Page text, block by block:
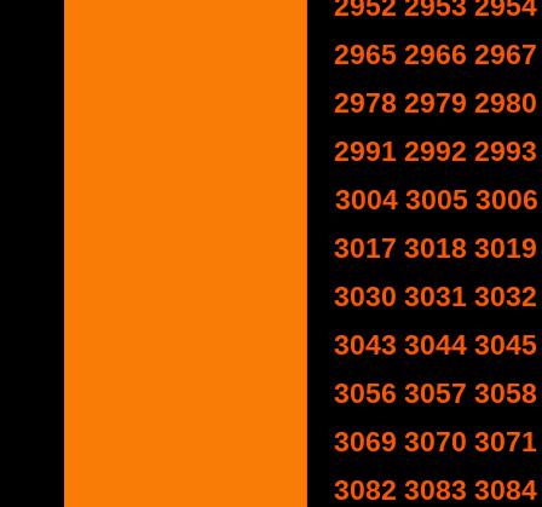
2965 2966 2967
2978 2979 2980
2991 2992 2993
3004 3005 3006
3017 3018 3019
3030 3031 3032
3043 3044 3045
3056 3057 3058
3069 3070 3071
3082 3083 3084